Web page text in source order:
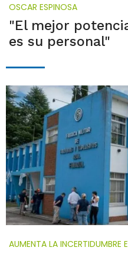
OSCAR ESPINOSA
"El mejor
es su personal"
AUMENTA LA INCERTIDUMBRE